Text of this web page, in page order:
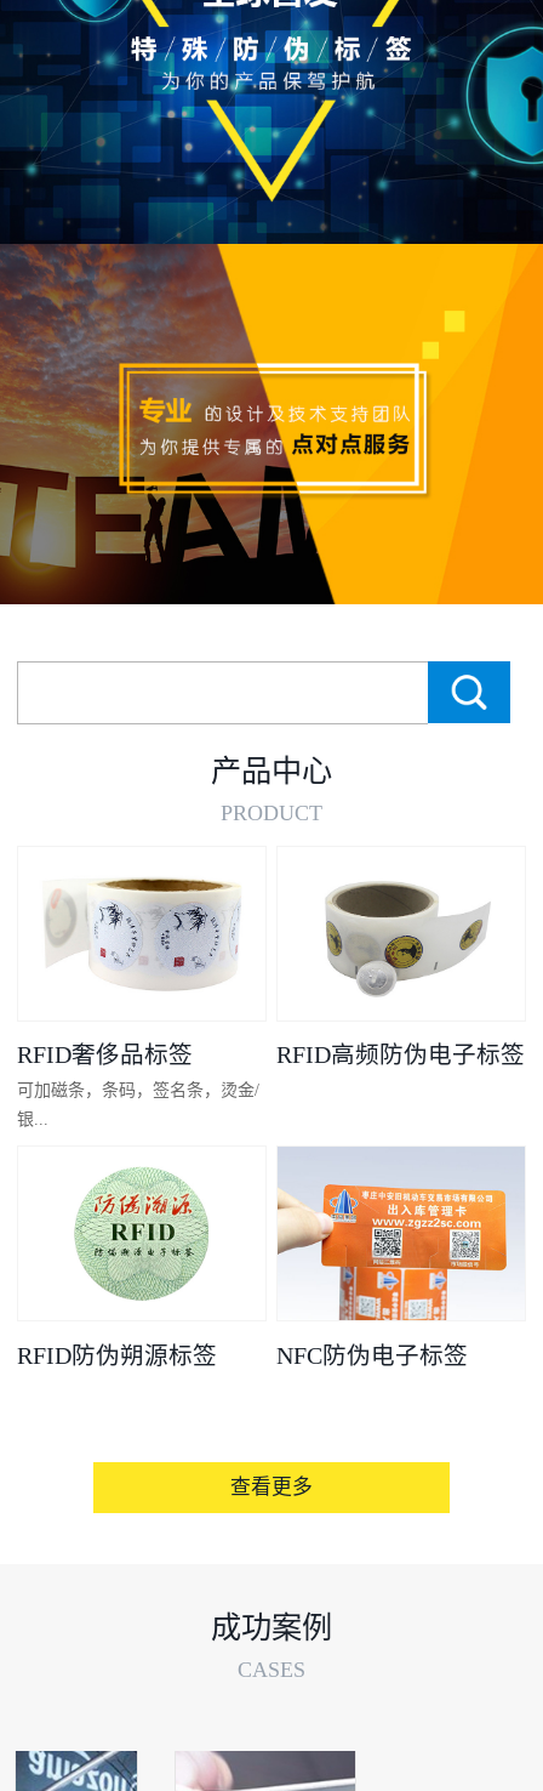
产品中心
PRODUCT
RFID奢侈品标签
可加磁条，条码，签名条，烫金/
银...
凸码，金/银底
RFID高频防伪电子标签
RFID防伪朔源标签 NFC防伪电子标签
查看更多
成功案例
CASES